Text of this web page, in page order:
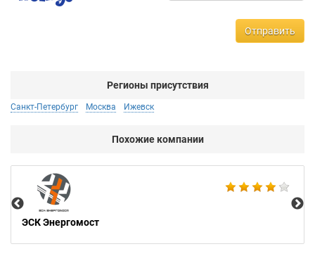
Отправить
Регионы присутствия
Санкт-Петербург Москва Ижевск
Похожие компании
ЭСК Энергомост